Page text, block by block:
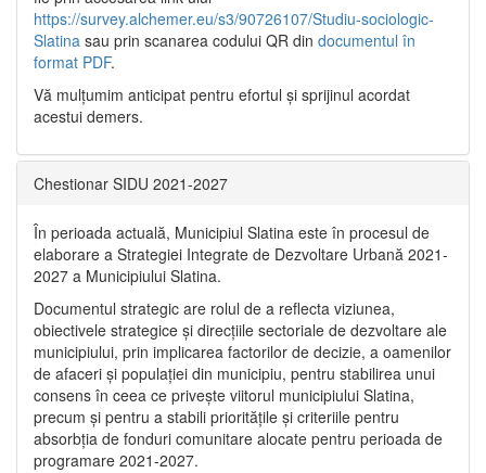
https://survey.alchemer.eu/s3/90726107/Studiu-sociologic-
Slatina sau prin scanarea codului QR din documentul în
format PDF.
Vă mulţumim anticipat pentru efortul şi sprijinul acordat
acestui demers.
Chestionar SIDU 2021-2027
În perioada actuală, Municipiul Slatina este în procesul de
elaborare a Strategiei Integrate de Dezvoltare Urbană 2021‐
2027 a Municipiului Slatina.
Documentul strategic are rolul de a reflecta viziunea,
obiectivele strategice și direcțiile sectoriale de dezvoltare ale
municipiului, prin implicarea factorilor de decizie, a oamenilor
de afaceri și populației din municipiu, pentru stabilirea unui
consens în ceea ce privește viitorul municipiului Slatina,
precum și pentru a stabili prioritățile și criteriile pentru
absorbția de fonduri comunitare alocate pentru perioada de
programare 2021-2027.